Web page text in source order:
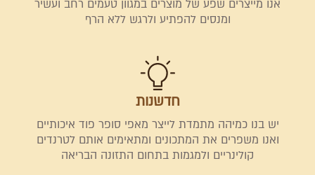
אנו מייצרים שפע של מוצרים במגוון טעמים רחב ועשיר
ומנסים להפתיע ולרגש ללא הרף
חדשנות
יש בנו כמיהה מתמדת לייצר מאפי סופר פוד איכותיים
ואנו משפרים את המתכונים ומתאימים אותם לטרנדים
קולינריים ולמגמות בתחום התזונה הבריאה